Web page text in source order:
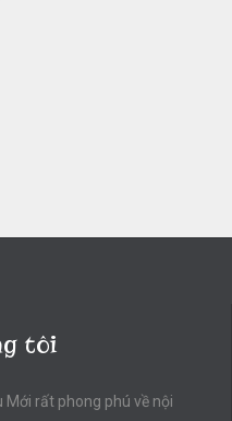
tôi
Mới rất phong phú về nội